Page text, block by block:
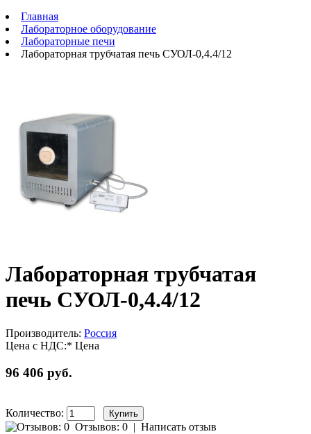
Главная
Лабораторное оборудование
Лабораторные печи
Лабораторная трубчатая печь СУОЛ-0,4.4/12
Лабораторная трубчатая
печь СУОЛ-0,4.4/12
Производитель: Россия
Цена с НДС:* Цена
96 406 руб.
Количество:
Отзывов: 0 | Написать отзыв